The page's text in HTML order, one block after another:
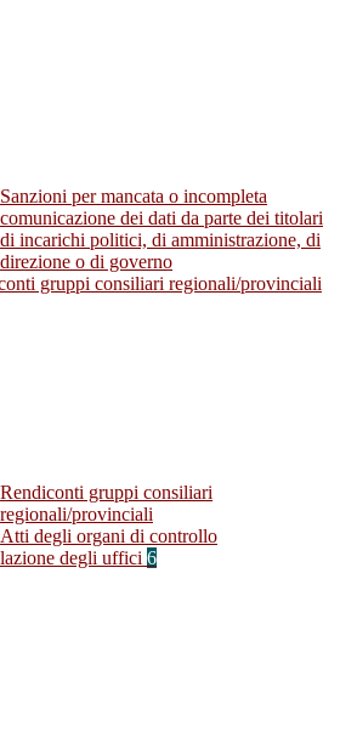
Sanzioni per mancata o incompleta
comunicazione dei dati da parte dei titolari
di incarichi politici, di amministrazione, di
direzione o di governo
gruppi consiliari regionali/provinciali
Rendiconti gruppi consiliari
regionali/provinciali
Atti degli organi di controllo
degli uffici 6